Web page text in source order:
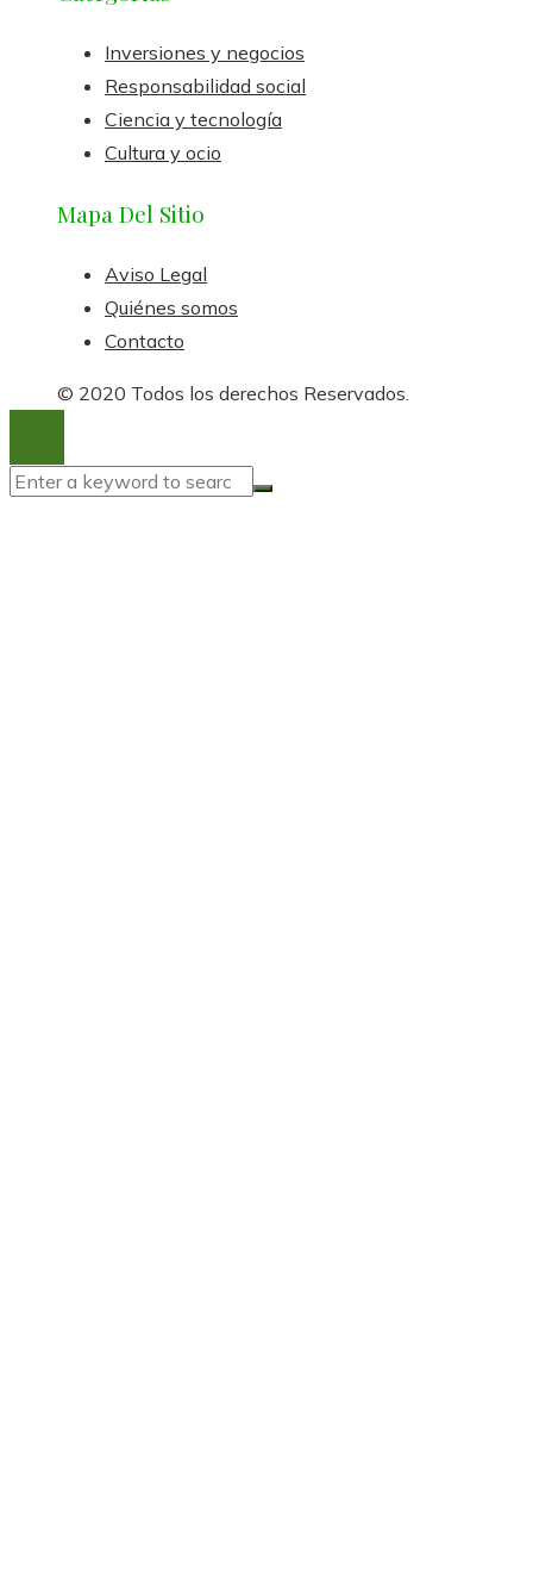
Inversiones y negocios
Responsabilidad social
Ciencia y tecnología
Cultura y ocio
Mapa Del Sitio
Aviso Legal
Quiénes somos
Contacto
© 2020 Todos los derechos Reservados.